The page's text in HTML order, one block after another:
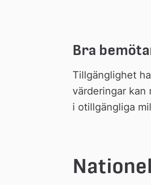
Bra
Tillgänglighet
värderingar kan
i otillgängliga